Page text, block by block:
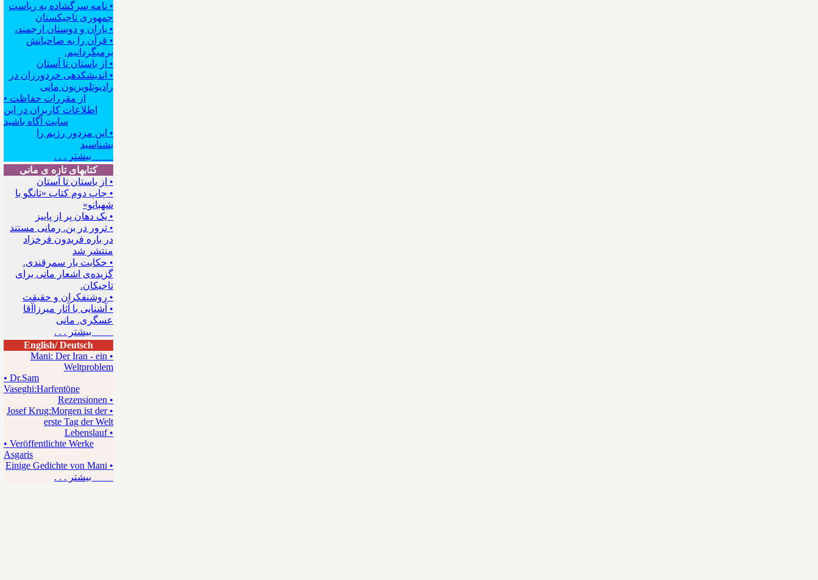
• نامه سرگشاده به ریاست
جمهوری تاجیکستان
• یاران و دوستان ارجمند،
• قرآن را به صاحبانش
برمیگردانیم.
• از باستان تا آستان
• اندیشکده‍ی خردورزان در
رادیوتلویزیون مانی
• از مقررات حفاظت
اطلاعات کاربران در این
سایت آگاه باشید
• این مزدور رژیم را
بشناسید
بیشتر . . .
کتابهای تازه ی مانی
• از باستان تا آستان
• چاپ دوم کتاب «تانگو با
شهبانو»
• یک دهان پر از پاییز
• ترور در بن. رمانی مستند
در باره فریدون فرخزاد
منتشر شد
• حکایت یار سمرقندی.
گزیده‌ی اشعار مانی برای
تاجیکان.
• روشنفکران و حقیقت
• آشنایی با آثار میرزاآقا
عسگری. مانی
بیشتر . . .
English/ Deutsch
• Mani: Der Iran - ein
Weltproblem
• Dr.Sam
Vaseghi:Harfentöne
• Rezensionen
• Josef Krug:Morgen ist der
erste Tag der Welt
• Lebenslauf
• Veröffentlichte Werke
Asgaris
• Einige Gedichte von Mani
بیشتر . . .